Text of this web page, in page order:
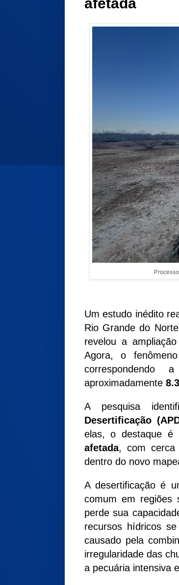
Um estudo inédito
Rio Grande do
revelou a
Agora, o
aproximadamente
A pesquisa
Desertificação
elas, o destaque é
afetada, com cerca
dentro do novo
A desertificação é
comum em regiões
perde sua
recursos hídricos
causado pela
irregularidade das
a pecuária intensiva